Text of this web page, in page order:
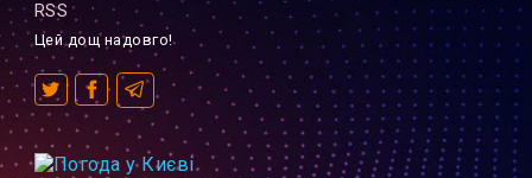
RSS
Цей дощ надовго!